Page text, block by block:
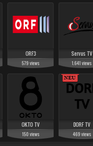
ORF3
579views
Servus TV
1.641views
OKTO TV
150views
DORF TV
469views